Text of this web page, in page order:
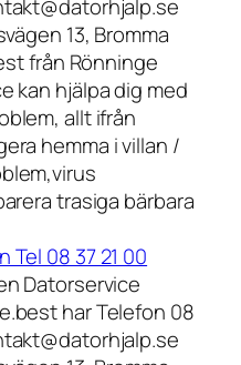
13, Bromma
från Rönninge
kan hjälpa dig med
allt ifrån
hemma i villan /
trasiga bärbara
Tel 08 37 21 00
Datorservice
har Telefon 08